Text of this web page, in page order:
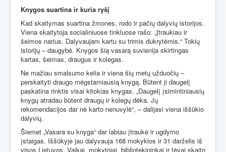
Knygos suartina ir kuria ryšį
Kad skaitymas suartina žmones, rodo ir pačių dalyvių istorijos.
Viena skaitytoja socialiniuose tinkluose rašo: „Įtraukiau ir
šeimos narius. Dalyvaujam kartu su trimis dukrytėmis.“ Tokių
istorijų – daugybė. Knygos šią vasarą suvienija skirtingas
kartas, šeimas, draugus ir kolegas.
Ne mažiau smalsumo kelia ir viena šių metų užduočių –
perskaityti draugo mėgstamiausią knygą. Būtent ji daugelį
paskatina rinktis visai kitokias knygas. „Daugelį įsimintiniausių
knygų atradau būtent draugų ir kolegų dėka. Jų
rekomendacijos dar nė karto nenuvylė“, – dalijasi viena iššūkio
dalyvių.
Šiemet „Vasara su knyga“ dar labiau įtraukė ir ugdymo
įstaigas. Iššūkyje jau dalyvauja 168 mokyklos ir 31 darželis iš
visos Lietuvos. Vaikai, mokytojai, bibliotekininkai ir tėvai skaito